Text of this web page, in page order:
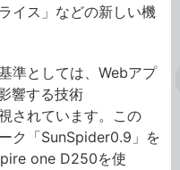
イス」などの新しい機
準としては、Webアプ
響する技術
されています。この
ク「SunSpider0.9」を
one D250を使